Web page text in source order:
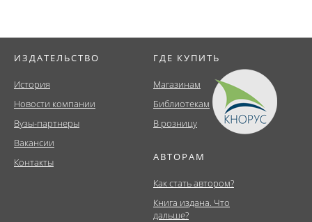
ИЗДАТЕЛЬСТВО
История
Новости компании
Вузы-партнеры
Вакансии
Контакты
ГДЕ КУПИТЬ
Магазинам
Библиотекам
В розницу
АВТОРАМ
Как стать автором?
Книга издана. Что
дальше?